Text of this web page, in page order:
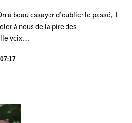
a beau essayer d’oublier le passé, il
à nous de la pire des
voix…
07:17